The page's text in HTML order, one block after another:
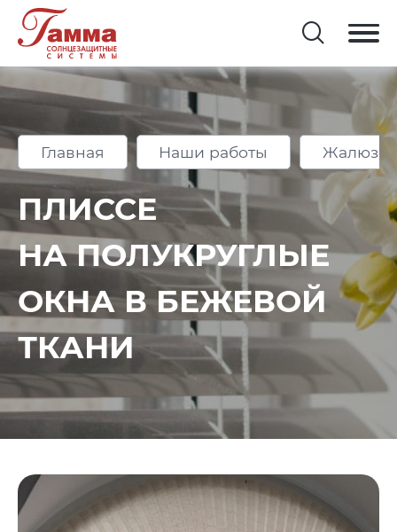
Главная Наши работы Жалюзи
ПЛИССЕ
НА ПОЛУКРУГЛЫЕ
ОКНА В БЕЖЕВОЙ
ТКАНИ